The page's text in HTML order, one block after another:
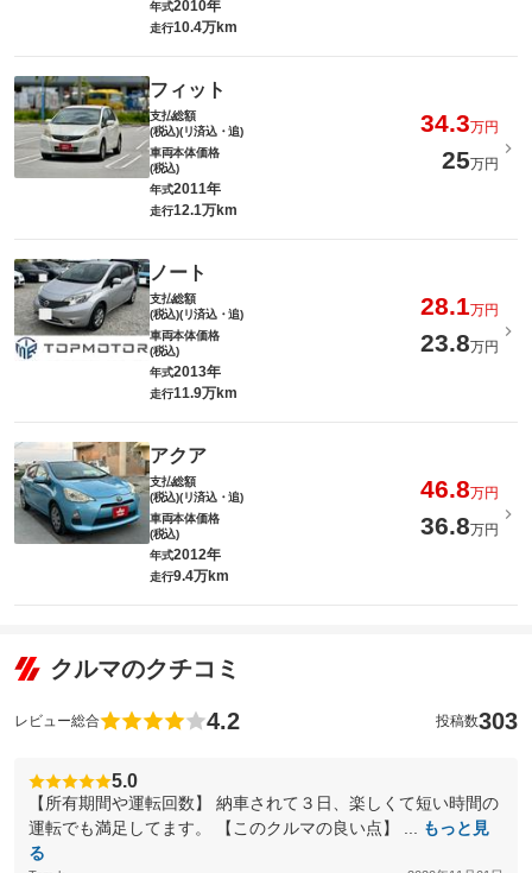
年式2010年
走行10.4万km
フィット
支払総額
(税込)(リ済込・追)
34.3万円
車両本体価格
(税込)
25万円
年式2011年
走行12.1万km
ノート
支払総額
(税込)(リ済込・追)
28.1万円
車両本体価格
(税込)
23.8万円
年式2013年
走行11.9万km
アクア
支払総額
(税込)(リ済込・追)
46.8万円
車両本体価格
(税込)
36.8万円
年式2012年
走行9.4万km
クルマのクチコミ
レビュー総合 4.2 投稿数303
5.0
【所有期間や運転回数】 納車されて３日、楽しくて短い時間の
運転でも満足してます。 【このクルマの良い点】 ...
もっと見
る